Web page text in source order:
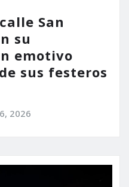
San
su
emotivo
sus festeros
2026